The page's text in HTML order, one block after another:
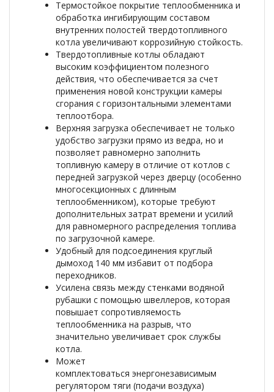
Термостойкое покрытие теплообменника и
обработка ингибирующим составом
внутренних полостей твердотопливного
котла увеличивают коррозийную стойкость.
Твердотопливные котлы обладают
высоким коэффициентом полезного
действия, что обеспечивается за счет
применения новой конструкции камеры
сгорания с горизонтальными элементами
теплоотбора.
Верхняя загрузка обеспечивает не только
удобство загрузки прямо из ведра, но и
позволяет равномерно заполнить
топливную камеру в отличие от котлов с
передней загрузкой через дверцу (особенно
многосекционных с длинным
теплообменником), которые требуют
дополнительных затрат времени и усилий
для равномерного распределения топлива
по загрузочной камере.
Удобный для подсоединения круглый
дымоход 140 мм избавит от подбора
переходников.
Усилена связь между стенками водяной
рубашки с помощью швеллеров, которая
повышает сопротивляемость
теплообменника на разрыв, что
значительно увеличивает срок службы
котла.
Может
комплектоваться энергонезависимым
регулятором тяги (подачи воздуха)